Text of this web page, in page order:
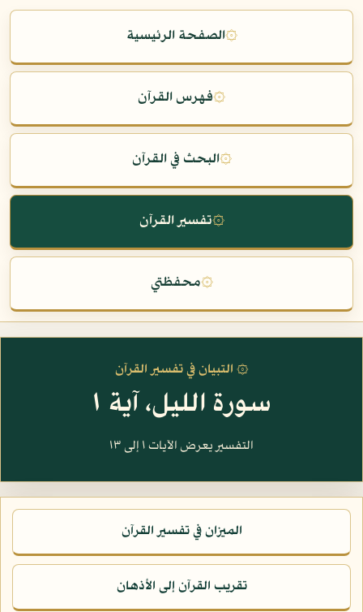
۞الصفحة الرئيسية
۞فهرس القرآن
۞البحث في القرآن
۞تفسير القرآن
۞محفظتي
۞ التبيان في تفسير القرآن
سورة الليل، آية ١
التفسير يعرض الآيات ١ إلى ١٣
الميزان في تفسير القرآن
تقريب القرآن إلى الأذهان